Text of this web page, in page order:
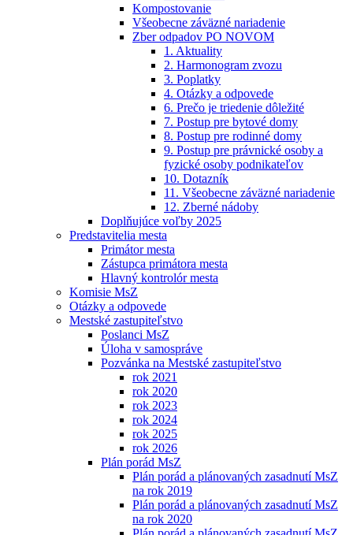
Kompostovanie
Všeobecne záväzné nariadenie
Zber odpadov PO NOVOM
1. Aktuality
2. Harmonogram zvozu
3. Poplatky
4. Otázky a odpovede
6. Prečo je triedenie dôležité
7. Postup pre bytové domy
8. Postup pre rodinné domy
9. Postup pre právnické osoby a
fyzické osoby podnikateľov
10. Dotazník
11. Všeobecne záväzné nariadenie
12. Zberné nádoby
Doplňujúce voľby 2025
Predstavitelia mesta
Primátor mesta
Zástupca primátora mesta
Hlavný kontrolór mesta
Komisie MsZ
Otázky a odpovede
Mestské zastupiteľstvo
Poslanci MsZ
Úloha v samospráve
Pozvánka na Mestské zastupiteľstvo
rok 2021
rok 2020
rok 2023
rok 2024
rok 2025
rok 2026
Plán porád MsZ
Plán porád a plánovaných zasadnutí MsZ
na rok 2019
Plán porád a plánovaných zasadnutí MsZ
na rok 2020